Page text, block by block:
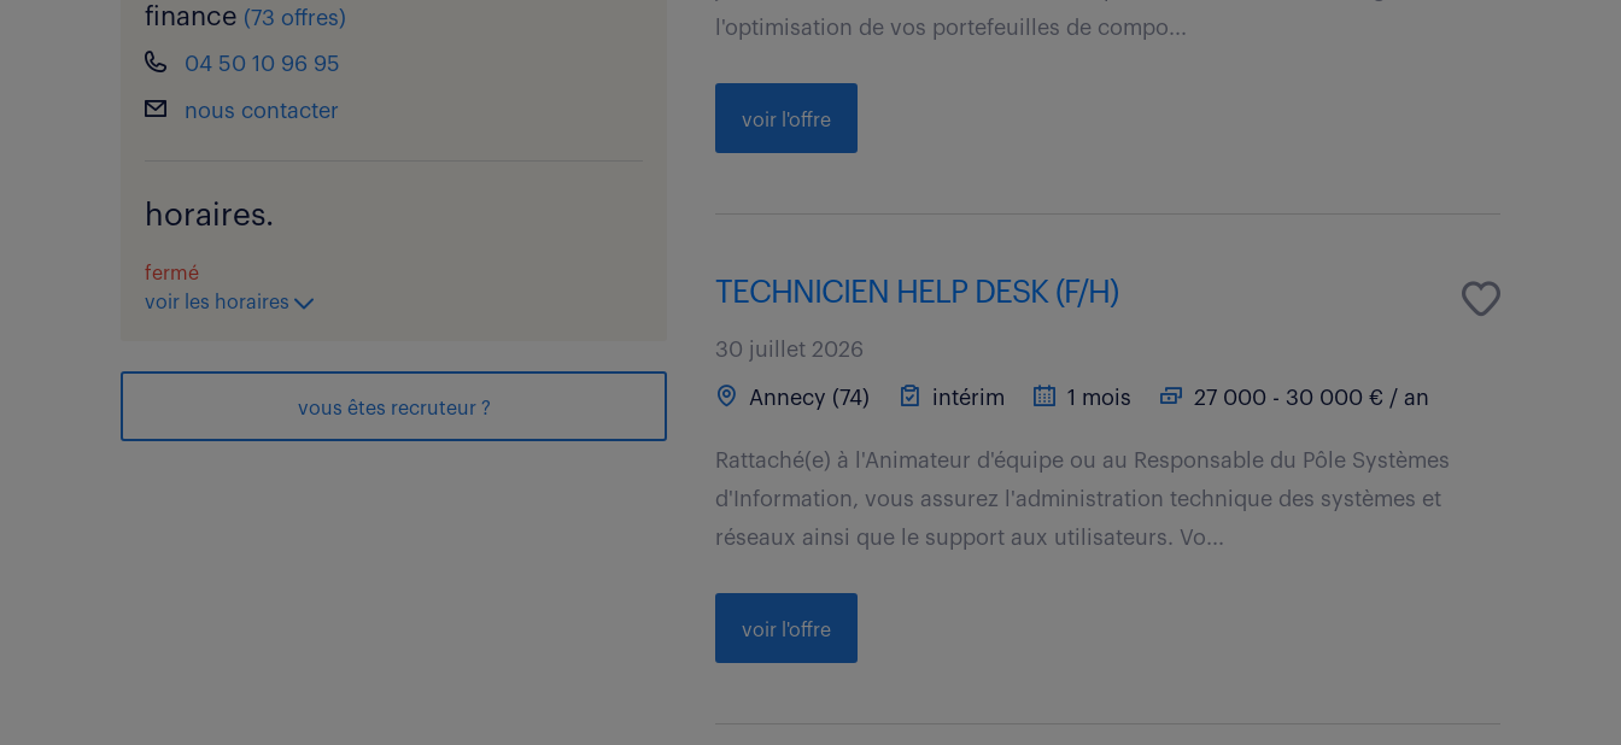
finance (73 offres)
04 50 10 96 95
nous contacter
horaires.
fermé
voir les horaires
vous êtes recruteur ?
l'optimisation de vos portefeuilles de compo...
voir l'offre
TECHNICIEN HELP DESK (F/H)
30 juillet 2026
Annecy (74) intérim 1 mois 27 000 - 30 000 € / an
Rattaché(e) à l'Animateur d'équipe ou au Responsable du Pôle Systèmes
d'Information, vous assurez l'administration technique des systèmes et
réseaux ainsi que le support aux utilisateurs. Vo...
voir l'offre